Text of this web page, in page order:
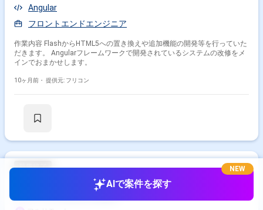
Angular
フロントエンドエンジニア
作業内容 FlashからHTML5への置き換えや追加機能の開発等を行っていた
だきます。 Angularフレームワークで開発されているシステムの改修をメ
インでおまかせします。
10ヶ月前・ 提供元: フリコン
【リモート可】UIデザイナー／Unity／スマホ・PCドラ
マティック抗争RPG開発
AIで案件を探す
NEW